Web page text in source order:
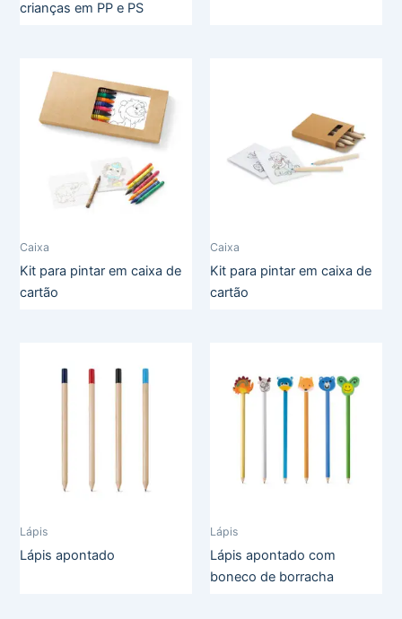
crianças em PP e PS
Caixa
Kit para pintar em caixa de
cartão
Caixa
Kit para pintar em caixa de
cartão
Lápis
Lápis apontado
Lápis
Lápis apontado com
boneco de borracha